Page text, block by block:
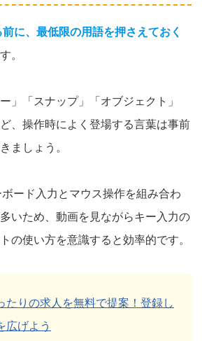
に、最低限の用語を押さえておく
。
」「スナップ」「オブジェクト」
、操作時によく登場する言葉は事前
ましょう。
ード入力とマウス操作を組み合わ
いため、動画を見ながらキー入力の
の使い方を意識すると効率的です。
たりの求人を無料で提案！登録し
広げよう